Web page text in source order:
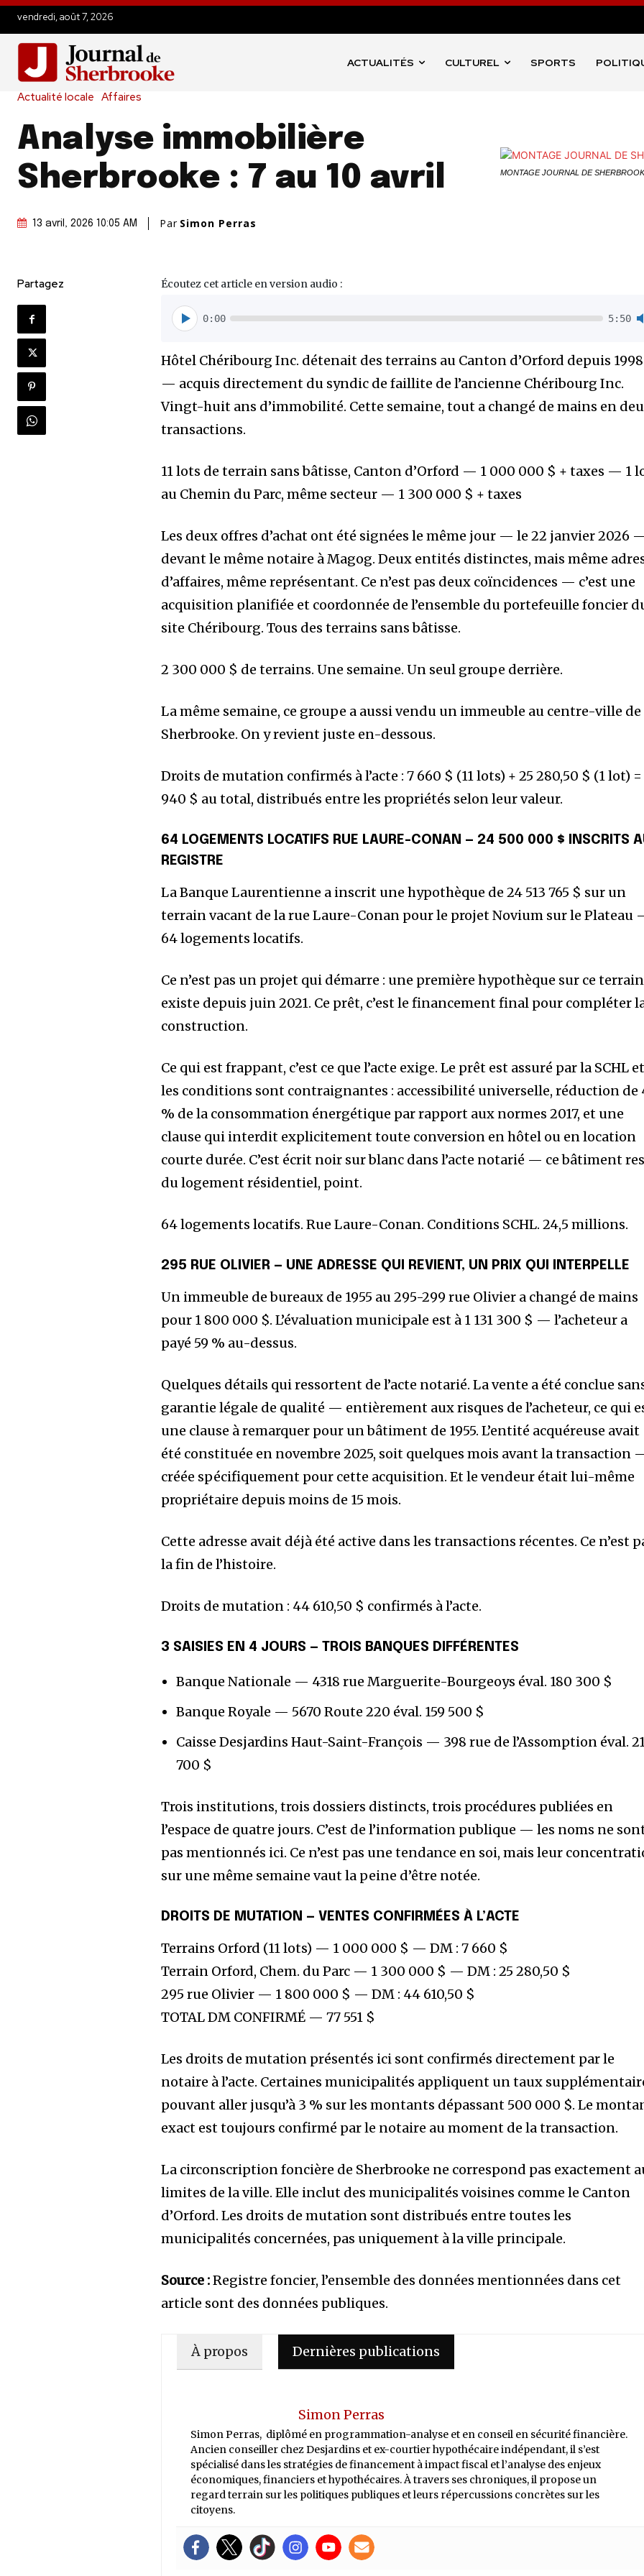
Écoutez cet article en version audio :
communauté d’abonnés
GRATUITEMENT et prenez
part à la conversation.
Pour vous abonner, il vous suffit d’entrer votre adresse courriel sur
notre site web ou de cliquer sur le bouton d’abonnement ci-dessous.
J’ai lu et
À propos Dernières publications
Simon Perras, diplômé en programmation-analyse et en conseil en sécurité financière. Ancien conseiller
financiers et hypothécaires. À travers ses chroniques, il propose un regard terrain sur les politiques
vendredi, août 7, 2026
ACTUALITÉS CULTUREL SPORTS
Actualité locale Affaires
Analyse immobilière
Sherbrooke : 7 au 10 avril
13 avril, 2026 10:05 AM Par Simon Perras
MONTAGE JOURNAL DE
Partagez Écoutez cet article en version audio :
0:00 5:50
Hôtel Chéribourg Inc. détenait des terrains au Canton d’Orford depuis 1998
— acquis directement du syndic de faillite de l’ancienne Chéribourg Inc.
Vingt-huit ans d’immobilité. Cette semaine, tout a changé de mains en
transactions.
11 lots de terrain sans bâtisse, Canton d’Orford — 1 000 000 $ + taxes — 1
au Chemin du Parc, même secteur — 1 300 000 $ + taxes
Les deux offres d’achat ont été signées le même jour — le 22 janvier 2026
devant le même notaire à Magog. Deux entités distinctes, mais même
d’affaires, même représentant. Ce n’est pas deux coïncidences — c’est une
acquisition planifiée et coordonnée de l’ensemble du portefeuille foncier
site Chéribourg. Tous des terrains sans bâtisse.
2 300 000 $ de terrains. Une semaine. Un seul groupe derrière.
La même semaine, ce groupe a aussi vendu un immeuble au centre-ville de
Sherbrooke. On y revient juste en-dessous.
Droits de mutation confirmés à l’acte : 7 660 $ (11 lots) + 25 280,50 $ (1 lot) =
940 $ au total, distribués entre les propriétés selon leur valeur.
64 LOGEMENTS LOCATIFS RUE LAURE-CONAN — 24 500 000 $ INSCRITS
REGISTRE
La Banque Laurentienne a inscrit une hypothèque de 24 513 765 $ sur un
terrain vacant de la rue Laure-Conan pour le projet Novium sur le Plateau
64 logements locatifs.
Ce n’est pas un projet qui démarre : une première hypothèque sur ce terrain
existe depuis juin 2021. Ce prêt, c’est le financement final pour compléter
construction.
Ce qui est frappant, c’est ce que l’acte exige. Le prêt est assuré par la SCHL et
les conditions sont contraignantes : accessibilité universelle, réduction de
% de la consommation énergétique par rapport aux normes 2017, et une
clause qui interdit explicitement toute conversion en hôtel ou en location
courte durée. C’est écrit noir sur blanc dans l’acte notarié — ce bâtiment
du logement résidentiel, point.
64 logements locatifs. Rue Laure-Conan. Conditions SCHL. 24,5 millions.
295 RUE OLIVIER — UNE ADRESSE QUI REVIENT, UN PRIX QUI INTERPELLE
Un immeuble de bureaux de 1955 au 295-299 rue Olivier a changé de mains
pour 1 800 000 $. L’évaluation municipale est à 1 131 300 $ — l’acheteur a
payé 59 % au-dessus.
Quelques détails qui ressortent de l’acte notarié. La vente a été conclue
garantie légale de qualité — entièrement aux risques de l’acheteur, ce qui
une clause à remarquer pour un bâtiment de 1955. L’entité acquéreuse avait
été constituée en novembre 2025, soit quelques mois avant la transaction
créée spécifiquement pour cette acquisition. Et le vendeur était lui-même
propriétaire depuis moins de 15 mois.
Cette adresse avait déjà été active dans les transactions récentes. Ce n’est
la fin de l’histoire.
Droits de mutation : 44 610,50 $ confirmés à l’acte.
3 SAISIES EN 4 JOURS — TROIS BANQUES DIFFÉRENTES
Banque Nationale — 4318 rue Marguerite-Bourgeoys éval. 180 300 $
Banque Royale — 5670 Route 220 éval. 159 500 $
Caisse Desjardins Haut-Saint-François — 398 rue de l’Assomption éval.
700 $
Trois institutions, trois dossiers distincts, trois procédures publiées en
l’espace de quatre jours. C’est de l’information publique — les noms ne
pas mentionnés ici. Ce n’est pas une tendance en soi, mais leur
sur une même semaine vaut la peine d’être notée.
DROITS DE MUTATION — VENTES CONFIRMÉES À L’ACTE
Terrains Orford (11 lots) — 1 000 000 $ — DM : 7 660 $
Terrain Orford, Chem. du Parc — 1 300 000 $ — DM : 25 280,50 $
295 rue Olivier — 1 800 000 $ — DM : 44 610,50 $
TOTAL DM CONFIRMÉ — 77 551 $
Les droits de mutation présentés ici sont confirmés directement par le
notaire à l’acte. Certaines municipalités appliquent un taux
pouvant aller jusqu’à 3 % sur les montants dépassant 500 000 $. Le
exact est toujours confirmé par le notaire au moment de la transaction.
La circonscription foncière de Sherbrooke ne correspond pas exactement
limites de la ville. Elle inclut des municipalités voisines comme le Canton
d’Orford. Les droits de mutation sont distribués entre toutes les
municipalités concernées, pas uniquement à la ville principale.
Source :Registre foncier, l’ensemble des données mentionnées dans cet
article sont des données publiques.
À propos Dernières publications
Simon Perras
Simon Perras, diplômé en programmation-analyse et en conseil en sécurité financière.
Ancien conseiller chez Desjardins et ex-courtier hypothécaire indépendant, il s’est
spécialisé dans les stratégies de financement à impact fiscal et l’analyse des enjeux
économiques, financiers et hypothécaires. À travers ses chroniques, il propose un
regard terrain sur les politiques publiques et leurs répercussions concrètes sur les
citoyens.